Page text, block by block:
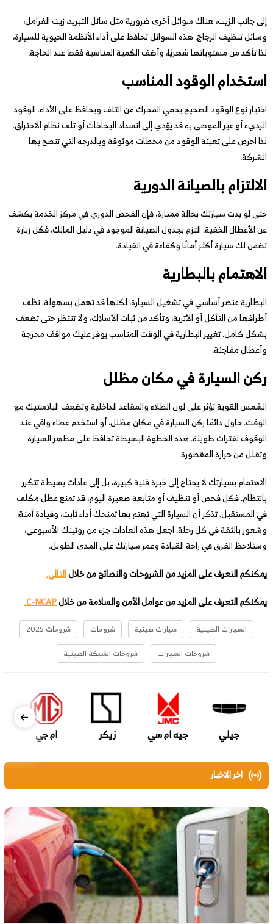
إلى جانب الزيت، هناك سوائل أخرى ضرورية مثل سائل التبريد، زيت الفرامل،
وسائل تنظيف الزجاج. هذه السوائل تحافظ على أداء الأنظمة الحيوية للسيارة،
لذا تأكد من مستوياتها شهريًا، وأضف الكمية المناسبة فقط عند الحاجة.
استخدام الوقود المناسب
اختيار نوع الوقود الصحيح يحمي المحرك من التلف ويحافظ على الأداء. الوقود
الرديء أو غير الموصى به قد يؤدي إلى انسداد البخاخات أو تلف نظام الاحتراق.
لذا احرص على تعبئة الوقود من محطات موثوقة وبالدرجة التي تنصح بها
الشركة.
الالتزام بالصيانة الدورية
حتى لو بدت سيارتك بحالة ممتازة، فإن الفحص الدوري في مركز الخدمة يكشف
عن الأعطال الخفية. التزم بجدول الصيانة الموجود في دليل المالك، فكل زيارة
تضمن لك سيارة أكثر أمانًا وكفاءة في القيادة.
الاهتمام بالبطارية
البطارية عنصر أساسي في تشغيل السيارة، لكنها قد تهمل بسهولة. نظف
أطرافها من التآكل أو الأتربة، وتأكد من ثبات الأسلاك، ولا تنتظر حتى تضعف
بشكل كامل. تغيير البطارية في الوقت المناسب يوفر عليك مواقف محرجة
وأعطال مفاجئة.
ركن السيارة في مكان مظلل
الشمس القوية تؤثر على لون الطلاء والمقاعد الداخلية وتضعف البلاستيك مع
الوقت. حاول دائمًا ركن السيارة في مكان مظلل، أو استخدم غطاء واقي عند
الوقوف لفترات طويلة. هذه الخطوة البسيطة تحافظ على مظهر السيارة
وتقلل من حرارة المقصورة.
الاهتمام بسيارتك لا يحتاج إلى خبرة فنية كبيرة، بل إلى عادات بسيطة تتكرر
بانتظام. فكل فحص أو تنظيف أو متابعة صغيرة اليوم، قد تمنع عطل مكلف
في المستقبل. تذكر أن السيارة التي تهتم بها تمنحك أداء ثابت، وقيادة آمنة،
وشعور بالثقة في كل رحلة. اجعل هذه العادات جزء من روتينك الأسبوعي،
وستلاحظ الفرق في راحة القيادة وعمر سيارتك على المدى الطويل.
يمكنكم التعرف على المزيد من الشروحات والنصائح من خلالالتالي.
يمكنكم التعرف على المزيد من عوامل الأمن والسلامة من خلالC-NCAP.
السيارات الصينية سيارات صينية شروحات
شروحات 2025
شروحات السيارات
شروحات الشبكة الصينية
جيلي جيه ام سي زيكر ام جي
اخر الاخبار